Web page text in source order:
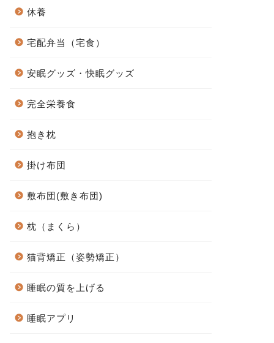
休養
宅配弁当（宅食）
安眠グッズ・快眠グッズ
完全栄養食
抱き枕
掛け布団
敷布団(敷き布団)
枕（まくら）
猫背矯正（姿勢矯正）
睡眠の質を上げる
睡眠アプリ